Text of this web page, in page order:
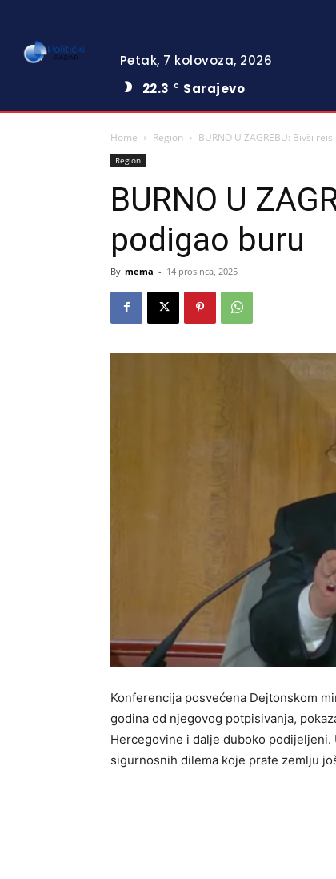
Petak, 7 kolovoza, 2026
22.3
C Sarajevo
Home Region BURNO U ZAGREBU: Bivši
Region
BURNO U
podigao buru
By mema - 14 prosinca, 2025
Konferencija posvećena Dejtonskom
godina od njegovog potpisivanja,
Hercegovine i dalje duboko
sigurnosnih dilema koje prate zemlju